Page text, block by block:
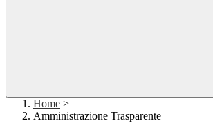
Home >
Amministrazione Trasparente